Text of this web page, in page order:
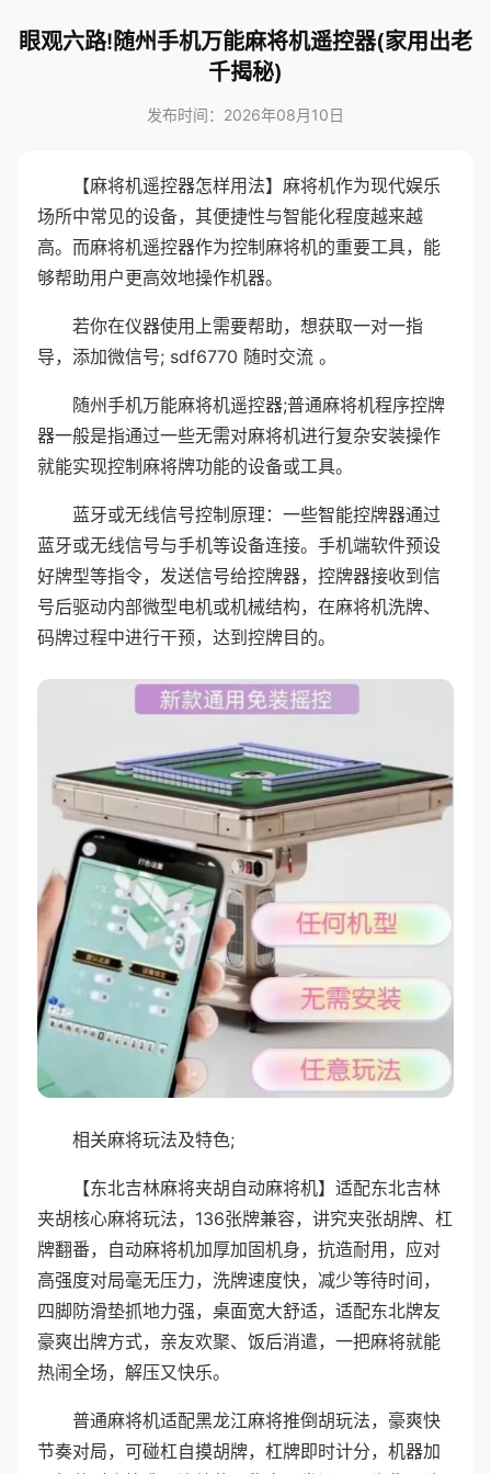
眼观六路!随州手机万能麻将机遥控器(家用出老
千揭秘)
发布时间：2026年08月10日
【麻将机遥控器怎样用法】麻将机作为现代娱乐
场所中常见的设备，其便捷性与智能化程度越来越
高。而麻将机遥控器作为控制麻将机的重要工具，能
够帮助用户更高效地操作机器。
若你在仪器使用上需要帮助，想获取一对一指
导，添加微信号; sdf6770 随时交流 。
随州手机万能麻将机遥控器;普通麻将机程序控牌
器一般是指通过一些无需对麻将机进行复杂安装操作
就能实现控制麻将牌功能的设备或工具。
蓝牙或无线信号控制原理：一些智能控牌器通过
蓝牙或无线信号与手机等设备连接。手机端软件预设
好牌型等指令，发送信号给控牌器，控牌器接收到信
号后驱动内部微型电机或机械结构，在麻将机洗牌、
码牌过程中进行干预，达到控牌目的。
相关麻将玩法及特色;
【东北吉林麻将夹胡自动麻将机】适配东北吉林
夹胡核心麻将玩法，136张牌兼容，讲究夹张胡牌、杠
牌翻番，自动麻将机加厚加固机身，抗造耐用，应对
高强度对局毫无压力，洗牌速度快，减少等待时间，
四脚防滑垫抓地力强，桌面宽大舒适，适配东北牌友
豪爽出牌方式，亲友欢聚、饭后消遣，一把麻将就能
热闹全场，解压又快乐。
普通麻将机适配黑龙江麻将推倒胡玩法，豪爽快
节奏对局，可碰杠自摸胡牌，杠牌即时计分，机器加